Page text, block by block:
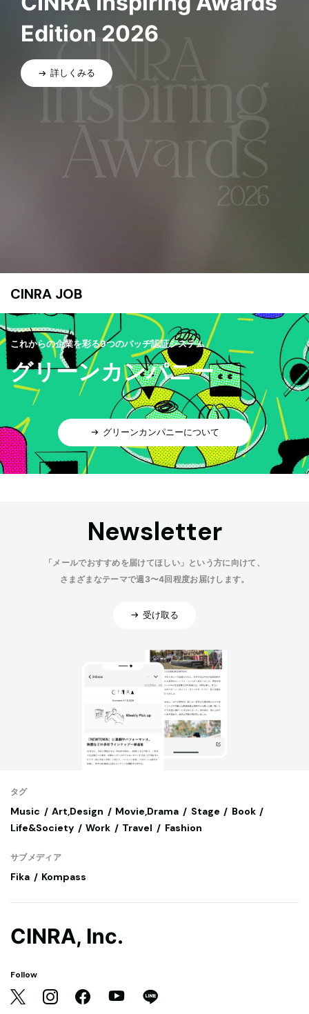
Edition 2026
詳しくみる
CINRA JOB
これからの企業を彩る9つのバッヂ認証システム
グリーンカンパニー
グリーンカンパニーについて
Newsletter
「メールでおすすめを届けてほしい」という方に向けて、
さまざまなテーマで週3〜4回程度お届けします。
受け取る
タグ
Music Art,Design Movie,Drama Stage
Book
Life&Society
Work Travel Fashion
サブメディア
Fika Kompass
CINRA, Inc.
Follow